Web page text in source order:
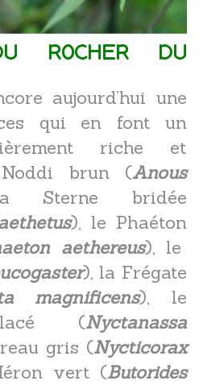
ROCHER DU
aujourd’hui une
qui en font un
riche et
brun (Anous
bridée
), le Phaéton
aethereus), le
), la Frégate
magnificens), le
(Nyctanassa
gris (Nycticorax
vert (Butorides